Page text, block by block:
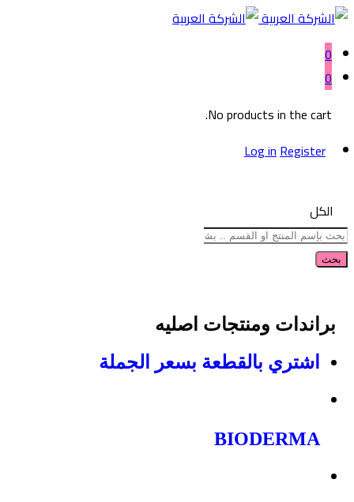
0
0
No products in the cart.
Log inRegister
الكل
بحث
براندات ومنتجات اصليه
اشتري بالقطعة بسعر الجملة
BIODERMA